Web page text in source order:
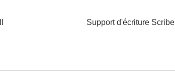
Support d'écriture Scribe